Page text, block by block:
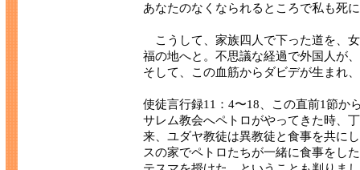
あなたのなくなられるところで私も死
こうして、家族四人で下った道を、
福の地へと。不思議な経過で外国人が
そして、この血筋からダビデが生まれ
使徒言行録11：4〜18、この直前1節か
サレム教会へペトロがやってきた時、
来、ユダヤ教徒は異教徒と食事を共に
スの家でペトロたちが一緒に食事をし